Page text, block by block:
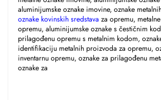
oznake kovinskih sredstava za opremu,
opremu, aluminijumske oznake s čestičnim
prilagođenu opremu s metalnim kodom,
identifikaciju metalnih proizvoda za opremu,
inventarnu opremu, oznake za prilagođenu
oznake za